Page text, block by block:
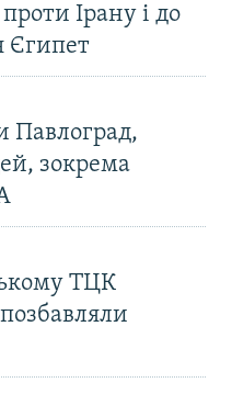
Ірану і до
Єгипет
Павлоград,
зокрема
ТЦК